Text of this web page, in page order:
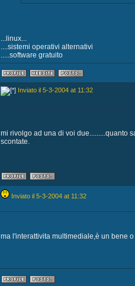
...linux...
....sistemi operativi alternativi
.....software gratuito
Inviato il 5-3-2004 at 11:32
mi rivolgo ad una di voi due.........quanto
scontate.
Inviato il 5-3-2004 at 11:32
ma l'interattivita multimediale,è un bene